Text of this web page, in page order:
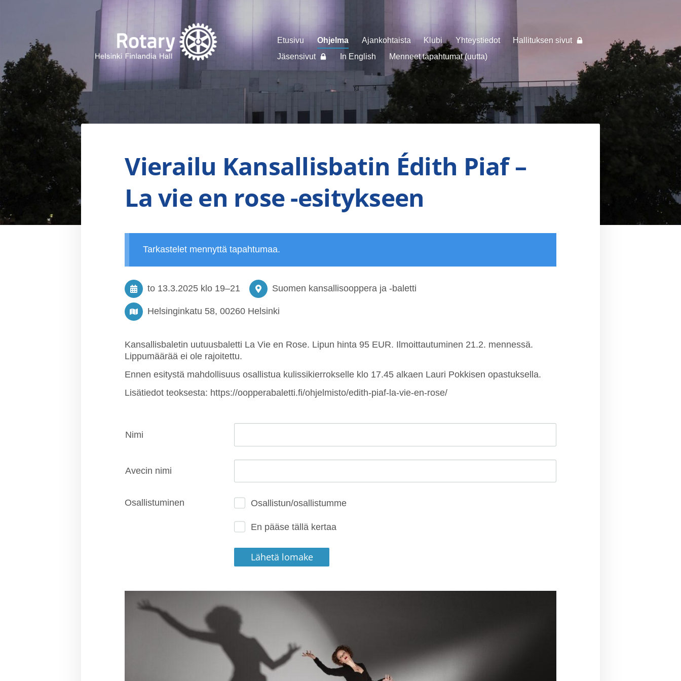
Finlandia Hall Rotaryklubi ry Etusivu Ohjelma Ajankohtaista Klubi Yhteystiedot
Hallituksen sivut
Jäsensivut
In English Menneet tapahtumat (uutta)
Vierailu Kansallisbatin Édith Piaf –
La vie en rose -esitykseen
Tarkastelet mennyttä tapahtumaa.
to 13.3.2025 klo 19–21 Suomen kansallisooppera ja -baletti
Helsinginkatu 58, 00260 Helsinki
Kansallisbaletin uutuusbaletti La Vie en Rose. Lipun hinta 95 EUR. Ilmoittautuminen 21.2. mennessä.
Lippumäärää ei ole rajoitettu.
Ennen esitystä mahdollisuus osallistua kulissikierrokselle klo 17.45 alkaen Lauri Pokkisen opastuksella.
Lisätiedot teoksesta: https://oopperabaletti.fi/ohjelmisto/edith-piaf-la-vie-en-rose/
Nimi
Avecin nimi
Osallistuminen Osallistun/osallistumme
En pääse tällä kertaa
Lähetä lomake